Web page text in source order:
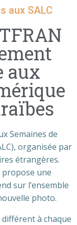
aux SALC
aux
Semaines de
organisée par
étrangères.
propose une
sur l’ensemble
photo.
à chaque